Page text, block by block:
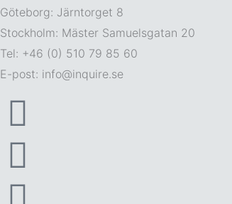
Göteborg: Järntorget 8
Stockholm: Mäster Samuelsgatan 20
Tel: +46 (0) 510 79 85 60
E-post: info@inquire.se
F
a
c
I
n